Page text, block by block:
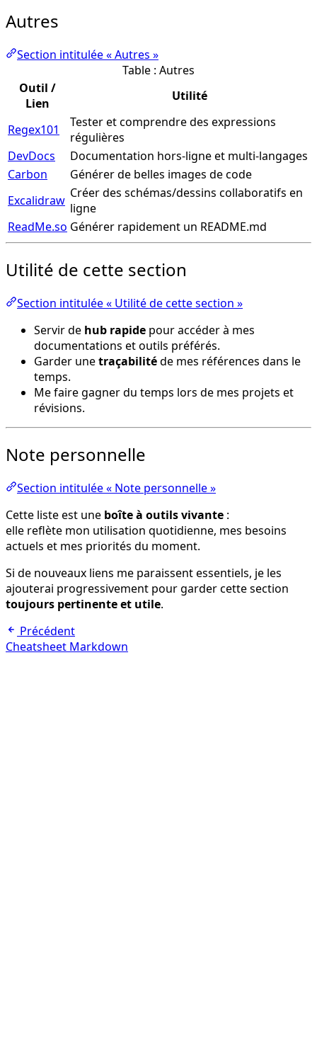
Autres
Section intitulée « Autres »
Table : Autres
Outil /
Lien
Utilité
Regex101
Tester et comprendre des expressions
régulières
DevDocs
Documentation hors-ligne et multi-langages
Carbon
Générer de belles images de code
Excalidraw Créer des schémas/dessins collaboratifs en
ligne
ReadMe.so Générer rapidement un README.md
Utilité de cette section
Section intitulée « Utilité de cette section »
Servir de hub rapide pour accéder à mes
documentations et outils préférés.
Garder unetraçabilitéde mes références dans le
temps.
Me faire gagner du temps lors de mes projets et
révisions.
Note personnelle
Section intitulée « Note personnelle »
Cette liste est une boîte à outils vivante :
elle reflète mon utilisation quotidienne, mes besoins
actuels et mes priorités du moment.
Si de nouveaux liens me paraissent essentiels, je les
ajouterai progressivement pour garder cette section
toujours pertinente et utile.
Précédent
Cheatsheet Markdown